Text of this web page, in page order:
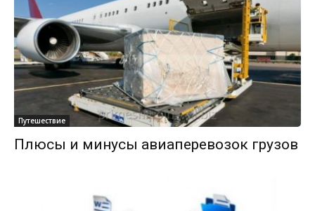
Путешествие
Плюсы и минусы авиаперевозок грузов